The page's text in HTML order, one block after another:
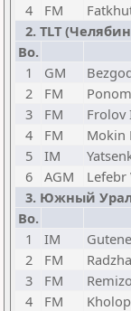
4
FM
2. TLT
Bo.
1
GM
2
FM
3
FM Frolov
4
FM Mokin
5
IM
6
AGM Lefebr
3. Южный Урал
Bo.
1
IM
2
FM
3
FM
4
FM